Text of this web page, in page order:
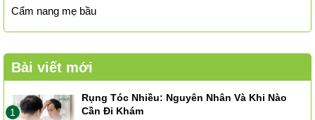
Cẩm nang mẹ bầu
Bài viết mới
1
Rụng Tóc Nhiều: Nguyên Nhân Và Khi Nào
Cần Đi Khám